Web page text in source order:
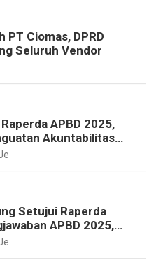
PT Ciomas, DPRD
Seluruh Vendor
APBD 2025,
Akuntabilitas
Lampung
Setujui Raperda
APBD 2025,
Rekomendasi